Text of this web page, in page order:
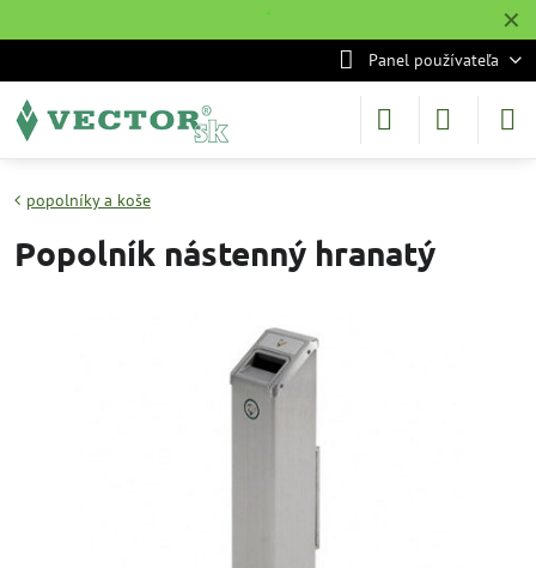
✕
˙
Panel používateľa
popolníky a koše
Popolník nástenný hranatý